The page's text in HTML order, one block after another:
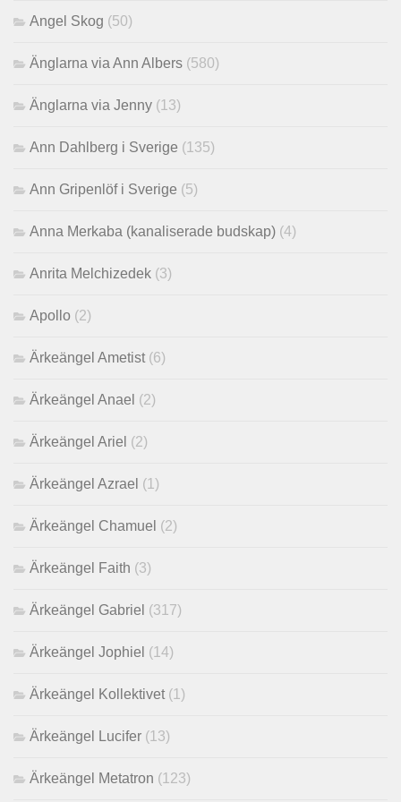
Angel Skog (50)
Änglarna via Ann Albers (580)
Änglarna via Jenny (13)
Ann Dahlberg i Sverige (135)
Ann Gripenlöf i Sverige (5)
Anna Merkaba (kanaliserade budskap) (4)
Anrita Melchizedek (3)
Apollo (2)
Ärkeängel Ametist (6)
Ärkeängel Anael (2)
Ärkeängel Ariel (2)
Ärkeängel Azrael (1)
Ärkeängel Chamuel (2)
Ärkeängel Faith (3)
Ärkeängel Gabriel (317)
Ärkeängel Jophiel (14)
Ärkeängel Kollektivet (1)
Ärkeängel Lucifer (13)
Ärkeängel Metatron (123)